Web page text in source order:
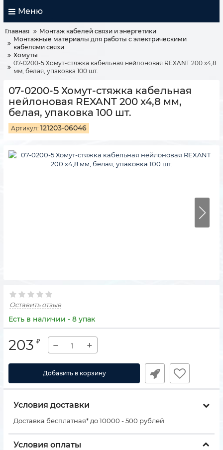
Меню
Главная
Монтаж кабелей связи и энергетики
Монтажные материалы для работы с электрическими
кабелями связи
Хомуты
07-0200-5 Хомут-стяжка кабельная нейлоновая REXANT 200 x4,8
мм, белая, упаковка 100 шт.
07-0200-5 Хомут-стяжка кабельная
нейлоновая REXANT 200 x4,8 мм,
белая, упаковка 100 шт.
Артикул: 121203-06046
Оставить отзыв
Есть в наличии - 8 упак
203 ₽ − +
Добавить в корзину
Условия доставки
Доставка бесплатная* до 10000 - 500 рублей
Условия оплаты